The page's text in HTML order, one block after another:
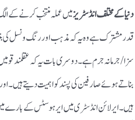
دنیا کے مختلف انڈسٹریزمیں عملہ منتخب کرنے کے
قدر مشترک ہے وہ یہ کہ مذہب اور رنگ و نسل کی
سزا/ جرمانہ جرم ہے۔دوسری بات یہ کہ عقلمند قومیں
بناتے ہوئے صارفین کی پسند کو اہمیت دیتے ہیں۔
ہیں ۔ایر لائن انڈسٹری میں ایر ہوسٹس کے بارے